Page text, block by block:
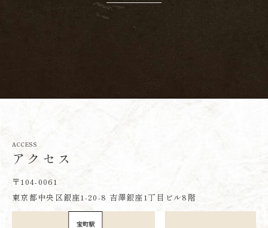
ACCESS
アクセス
〒104-0061
東京都中央区銀座1-20-8 吉澤銀座1丁目ビル8階